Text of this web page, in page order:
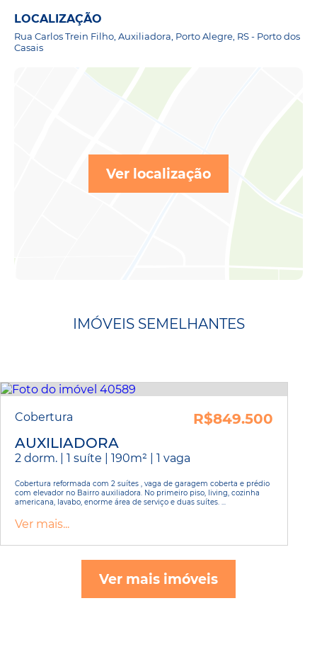
LOCALIZAÇÃO
Rua Carlos Trein Filho, Auxiliadora, Porto Alegre, RS - Porto dos
Casais
Ver localização
IMÓVEIS SEMELHANTES
Cobertura
R$849.500
AUXILIADORA
2 dorm. | 1 suíte | 190m² | 1 vaga
Cobertura reformada com 2 suítes , vaga de garagem coberta e prédio
com elevador no Bairro auxiliadora. No primeiro piso, living, cozinha
americana, lavabo, enorme área de serviço e duas suítes. ...
Ver mais...
Ver mais imóveis